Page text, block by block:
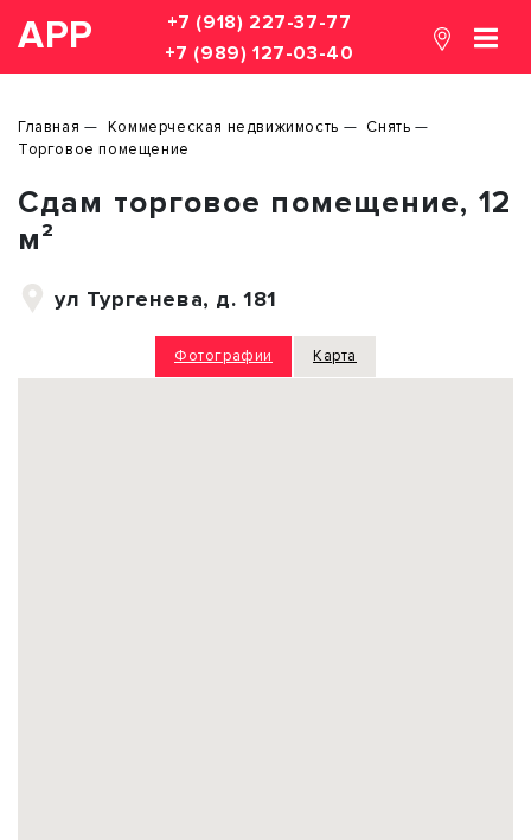
АРР
+7 (918) 227-37-77
+7 (989) 127-03-40
Главная Коммерческая недвижимость
Снять
Торговое помещение
Сдам торговое помещение, 12
м²
ул Тургенева, д. 181
Фотографии Карта